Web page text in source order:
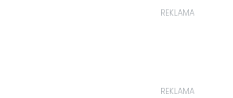
REKLAMA
REKLAMA